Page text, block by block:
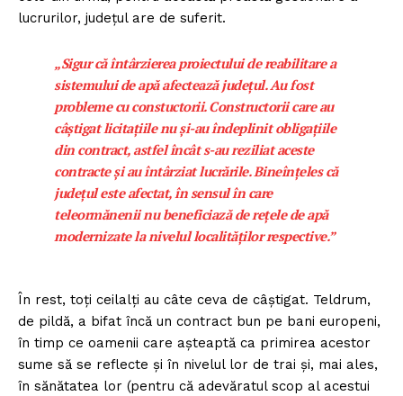
lucrurilor, județul are de suferit.
„Sigur că întârzierea proiectului de reabilitare a
sistemului de apă afectează județul. Au fost
probleme cu constuctorii. Constructorii care au
câștigat licitațiile nu și-au îndeplinit obligațiile
din contract, astfel încât s-au reziliat aceste
contracte și au întârziat lucrările. Bineînțeles că
județul este afectat, în sensul în care
teleormănenii nu beneficiază de rețele de apă
modernizate la nivelul localităților respective.”
În rest, toți ceilalți au câte ceva de câștigat. Teldrum,
de pildă, a bifat încă un contract bun pe bani europeni,
în timp ce oamenii care așteaptă ca primirea acestor
sume să se reflecte și în nivelul lor de trai și, mai ales,
în sănătatea lor (pentru că adevăratul scop al acestui